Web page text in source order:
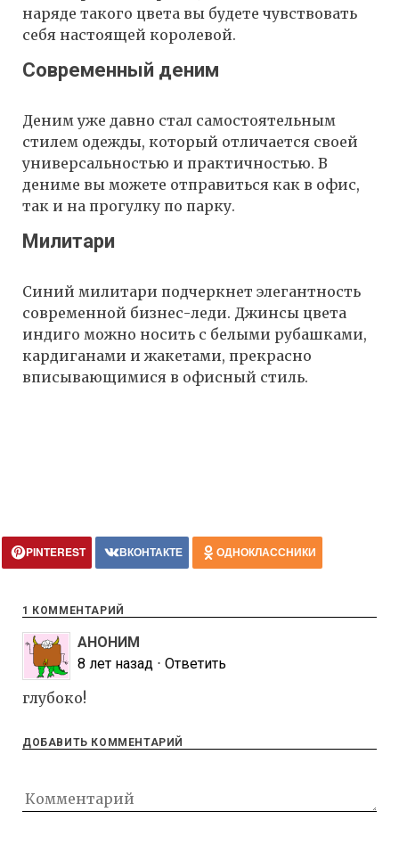
наряде такого цвета вы будете чувствовать
себя настоящей королевой.
Современный деним
Деним уже давно стал самостоятельным
стилем одежды, который отличается своей
универсальностью и практичностью. В
дениме вы можете отправиться как в офис,
так и на прогулку по парку.
Милитари
Синий милитари подчеркнет элегантность
современной бизнес-леди. Джинсы цвета
индиго можно носить с белыми рубашками,
кардиганами и жакетами, прекрасно
вписывающимися в офисный стиль.
PINTEREST ВКОНТАКТЕ ОДНОКЛАССНИКИ
1 КОММЕНТАРИЙ
АНОНИМ
8 лет назад ⋅ Ответить
глубоко!
ДОБАВИТЬ КОММЕНТАРИЙ